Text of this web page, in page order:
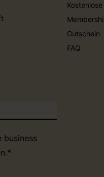
business
*
Gutschein
FAQ